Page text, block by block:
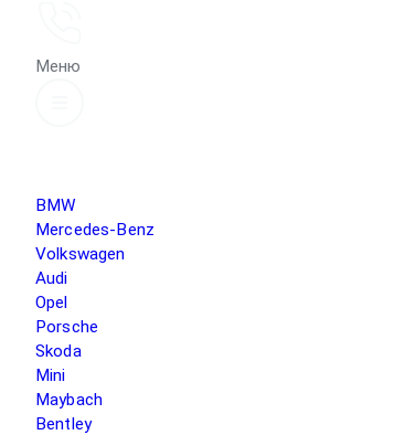
Меню
BMW
Mercedes-Benz
Volkswagen
Audi
Opel
Porsche
Skoda
Mini
Maybach
Bentley